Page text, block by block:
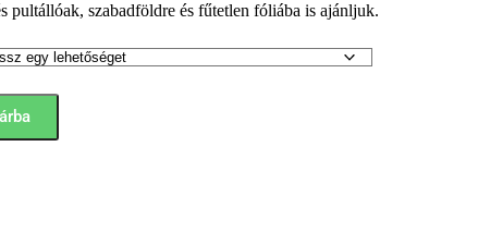
pultállóak, szabadföldre és fűtetlen fóliába is ajánljuk.